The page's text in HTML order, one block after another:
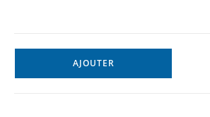
AJOUTER